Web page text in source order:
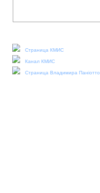
Страница КМИС
Канал КМИС
Страница Владимира Паніотто